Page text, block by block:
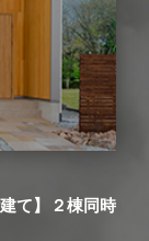
て】２棟同時